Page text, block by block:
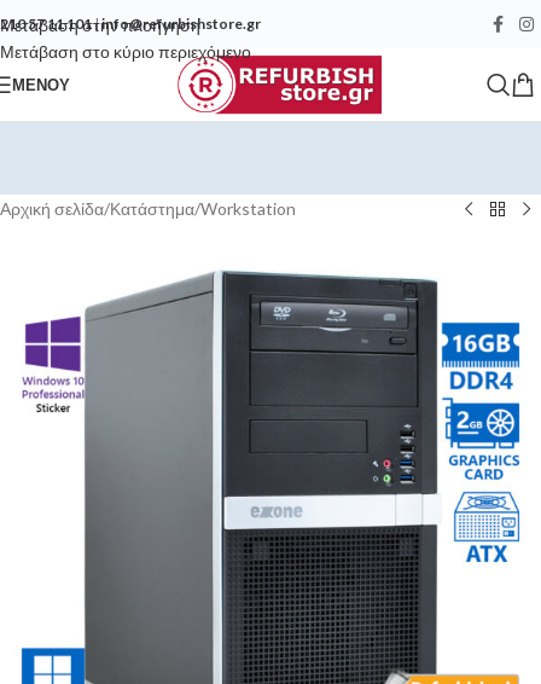
Μετάβαση στην πλοήγηση
Μετάβαση στο κύριο περιεχόμενο
210 57 11 101|info@refurbishstore.gr
ΜΕΝΟΎ
Αρχική σελίδα/Κατάστημα/Workstation